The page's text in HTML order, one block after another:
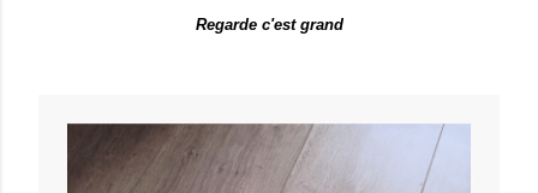
Regarde c'est grand